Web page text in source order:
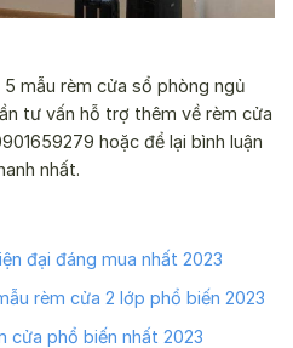
mẫu rèm cửa sổ phòng ngủ
tư vấn hỗ trợ thêm về rèm cửa
hoặc để lại bình luận
nhất.
đại đáng mua nhất 2023
rèm cửa 2 lớp phổ biến 2023
cửa phổ biến nhất 2023